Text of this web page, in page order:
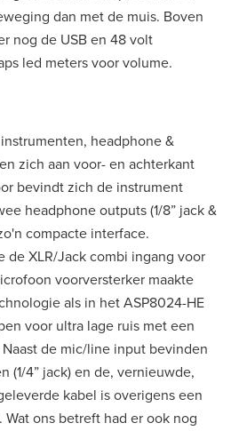
dan met de muis. Boven
nog de USB en 48 volt
led meters voor volume.
headphone &
zich aan voor- en achterkant
bevindt zich de instrument
headphone outputs (1/8” jack &
compacte interface.
de XLR/Jack combi ingang voor
voorversterker maakte
als in het ASP8024-HE
voor ultra lage ruis met een
de mic/line input bevinden
(1/4” jack) en de, vernieuwde,
kabel is overigens een
Wat ons betreft had er ook nog